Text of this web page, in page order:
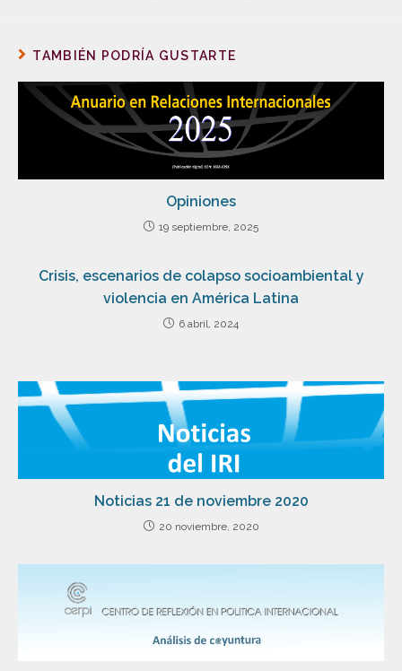
TAMBIÉN PODRÍA GUSTARTE
Opiniones
19 septiembre, 2025
Crisis, escenarios de colapso socioambiental y
violencia en América Latina
6 abril, 2024
Noticias 21 de noviembre 2020
20 noviembre, 2020